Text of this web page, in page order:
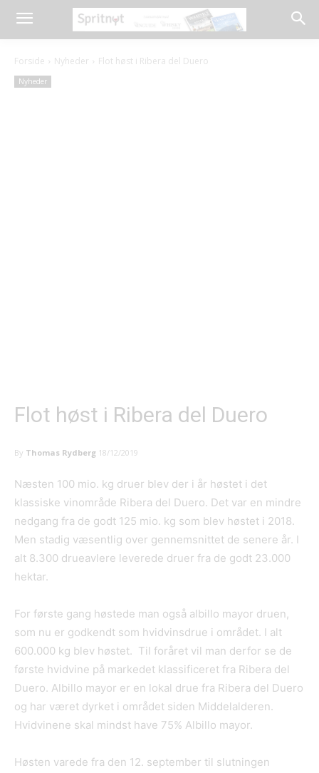
Forside Nyheder Flot høst i Ribera del Duero
Nyheder
Flot høst i Ribera del Duero
By Thomas Rydberg 18/12/2019
Næsten 100 mio. kg druer blev der i år høstet i det
klassiske vinområde Ribera del Duero. Det var en mindre
nedgang fra de godt 125 mio. kg som blev høstet i 2018.
Men stadig væsentlig over gennemsnittet de senere år. I
alt 8.300 drueavlere leverede druer fra de godt 23.000
hektar.
For første gang høstede man også albillo mayor druen,
som nu er godkendt som hvidvinsdrue i området. I alt
600.000 kg blev høstet. Til foråret vil man derfor se de
første hvidvine på markedet klassificeret fra Ribera del
Duero. Albillo mayor er en lokal drue fra Ribera del Duero
og har været dyrket i området siden Middelalderen.
Hvidvinene skal mindst have 75% Albillo mayor.
Høsten varede fra den 12. september til slutningen